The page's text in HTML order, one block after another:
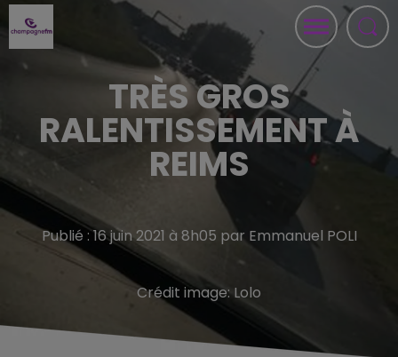
TRÈS GROS
RALENTISSEMENT À
REIMS
Publié : 16 juin 2021 à 8h05 par Emmanuel POLI
Crédit image: Lolo